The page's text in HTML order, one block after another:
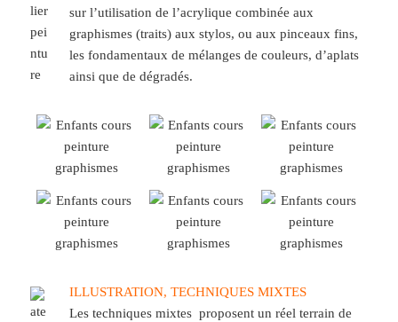
sur l’utilisation de l’acrylique combinée aux
graphismes (traits) aux stylos, ou aux pinceaux fins,
les fondamentaux de mélanges de couleurs, d’aplats
ainsi que de dégradés.
ILLUSTRATION, TECHNIQUES MIXTES
Les techniques mixtes proposent un réel terrain de